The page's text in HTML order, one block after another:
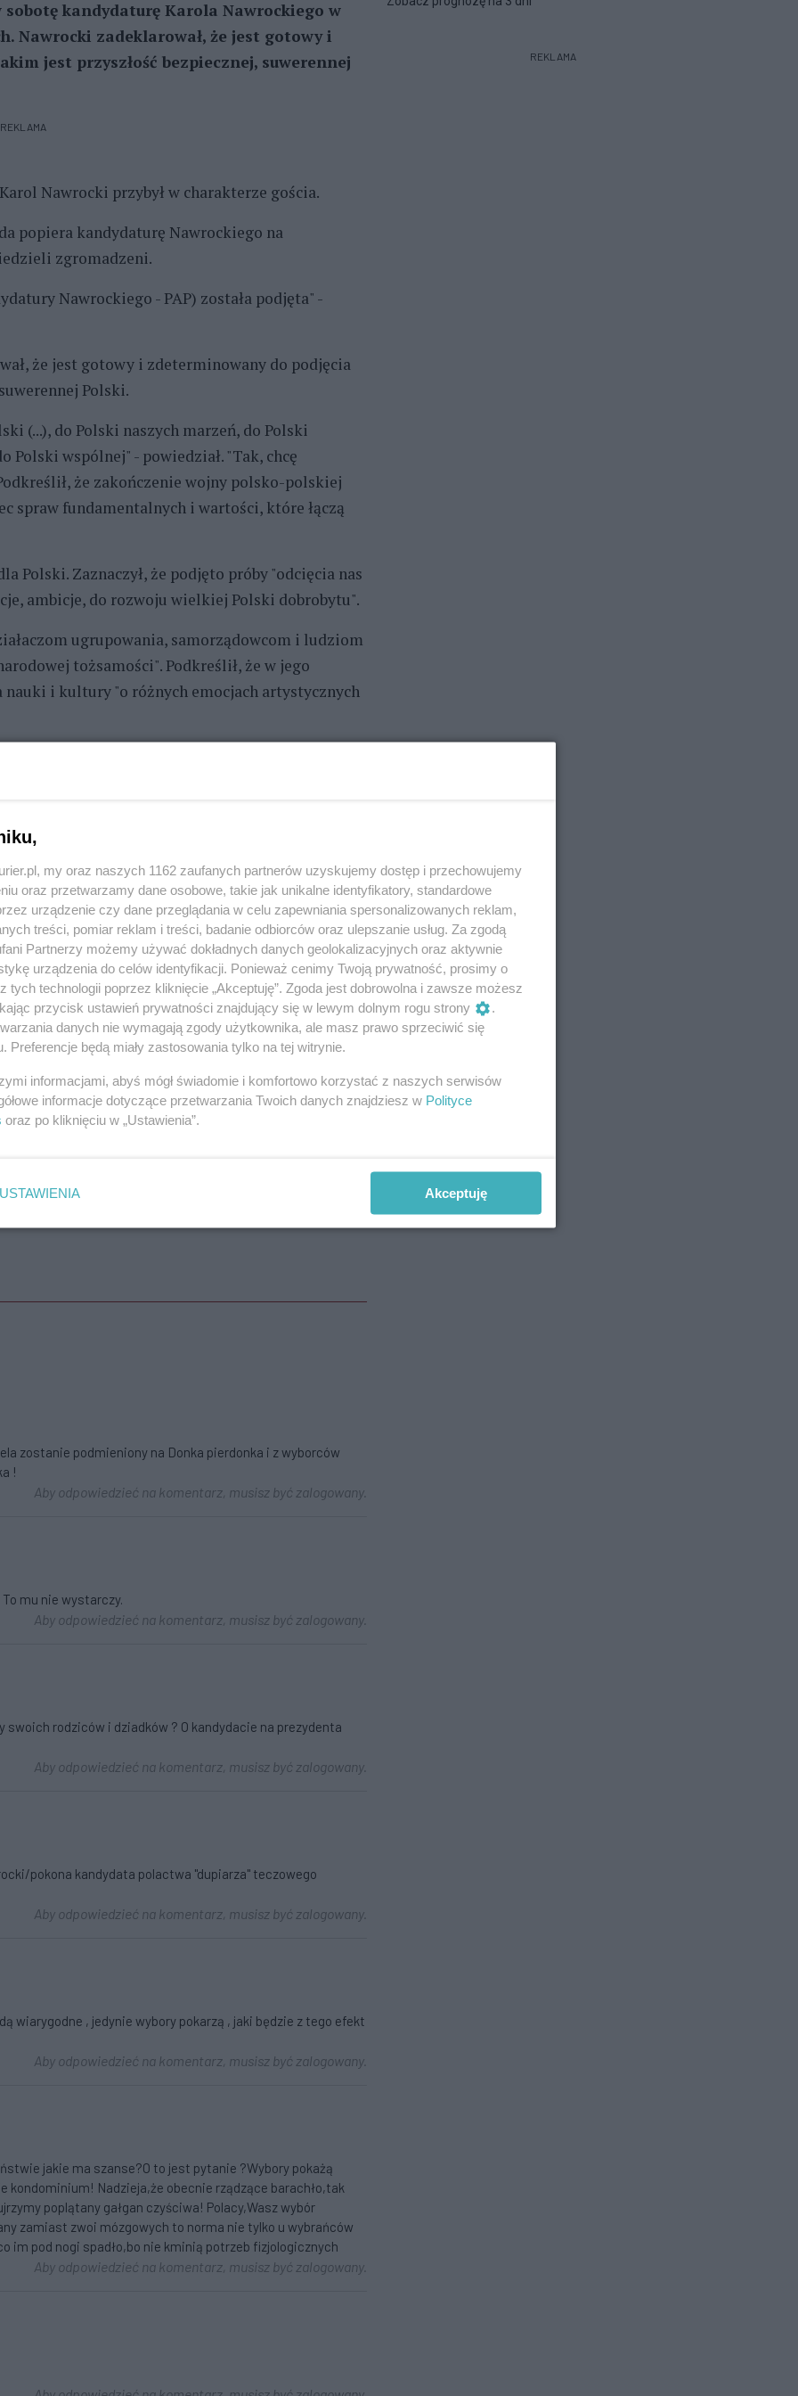
kandydaturę Karola Nawrockiego w
Nawrocki zadeklarował, że jest gotowy i
jest przyszłość bezpiecznej, suwerennej
REKLAMA
Nawrocki przybył w charakterze gościa.
popiera kandydaturę Nawrockiego na
zgromadzeni.
Nawrockiego - PAP) została podjęta" -
że jest gotowy i zdeterminowany do podjęcia
Polski.
(...), do Polski naszych marzeń, do Polski
Polski wspólnej" - powiedział. "Tak, chcę
że zakończenie wojny polsko-polskiej
spraw fundamentalnych i wartości, które łączą
Polski. Zaznaczył, że podjęto próby "odcięcia nas
ambicje, do rozwoju wielkiej Polski dobrobytu".
ugrupowania, samorządowcom i ludziom
tożsamości". Podkreślił, że w jego
i kultury "o różnych emocjach artystycznych
wyborczym Nawrockiego pokieruje poseł PiS,
Paweł Szefernaker.
sobotniego spotkania Szefernaker prosił o pomoc
i w każdym powiecie". "Był jednogłośny,
dotyczące zakończenia wojny polsko-
z drugiej strony będzie ogromna agresja, to
ale liczymy na to, że polskie społeczeństwo nie
może niezbyt dobry dla tych, którzy tę wojnę
"My będziemy przedstawiać fakty,
wolnej i dostatniej, bezpiecznej Polski. To
prowadzenie jakichś gierek" - dodał Suski.
zostanie podmieniony na Donka pierdonka i z wyborców
!
Aby odpowiedzieć na komentarz, musisz być zalogowany.
mu nie wystarczy.
Aby odpowiedzieć na komentarz, musisz być zalogowany.
rodziców i dziadków ? O kandydacie na prezydenta
Aby odpowiedzieć na komentarz, musisz być zalogowany.
pokona kandydata polactwa ''dupiarza'' teczowego
Aby odpowiedzieć na komentarz, musisz być zalogowany.
wiarygodne , jedynie wybory pokarzą , jaki będzie z tego efekt
Aby odpowiedzieć na komentarz, musisz być zalogowany.
jakie ma szanse?O to jest pytanie ?Wybory pokażą
kondominium! Nadzieja,że obecnie rządzące barachło,tak
poplątany gałgan czyściwa! Polacy,Wasz wybór
zamiast zwoi mózgowych to norma nie tylko u wybrańców
im pod nogi spadło,bo nie kminią potrzeb fizjologicznych
Aby odpowiedzieć na komentarz, musisz być zalogowany.
REKLAMA
my oraz naszych 1162 zaufanych partnerów uzyskujemy dostęp i przechowujemy
oraz przetwarzamy dane osobowe, takie jak unikalne identyfikatory, standardowe
urządzenie czy dane przeglądania w celu zapewniania spersonalizowanych reklam,
treści, pomiar reklam i treści, badanie odbiorców oraz ulepszanie usług. Za zgodą
Partnerzy możemy używać dokładnych danych geolokalizacyjnych oraz aktywnie
urządzenia do celów identyfikacji. Ponieważ cenimy Twoją prywatność, prosimy o
tych technologii poprzez kliknięcie „Akceptuję”. Zgoda jest dobrowolna i zawsze możesz
przycisk ustawień prywatności znajdujący się w lewym dolnym rogu strony
.
danych nie wymagają zgody użytkownika, ale masz prawo sprzeciwić się
Preferencje będą miały zastosowania tylko na tej witrynie.
informacjami, abyś mógł świadomie i komfortowo korzystać z naszych serwisów
informacje dotyczące przetwarzania Twoich danych znajdziesz w Polityce
oraz po kliknięciu w „Ustawienia”.
USTAWIENIA Akceptuję